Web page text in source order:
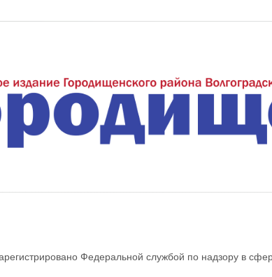
Федеральной службой по надзору в